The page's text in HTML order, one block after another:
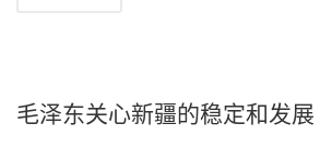
毛泽东关心新疆的稳定和发展